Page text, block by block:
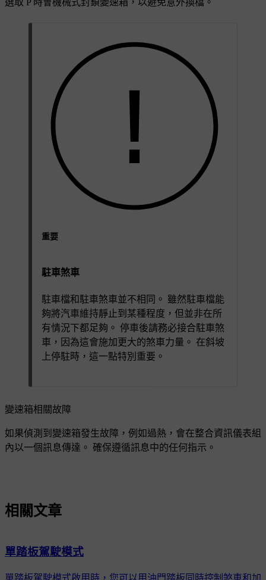
選取 P 時會機械式封鎖變速箱，以避免意外換檔。
重要
駐車煞車
駐車檔和駐車煞車並不相同。 雖然駐車檔能
夠將汽車維持靜止到某種程度，但並非在所
有情況下都足夠。 停車後請務必接合駐車煞
車，因為這會施加更大的煞車力量。 在斜坡
上停駐時，這一點特別重要。
變速箱相關故障
如果偵測到變速箱發生故障，例如過熱，會在整合資訊儀表組
內以一個訊息傳達。 確保遵循訊息中的任何指示。
相關文章
單踏板駕駛模式
單踏板駕駛模式啟用時，您可以用油門踏板同時控制煞車和加